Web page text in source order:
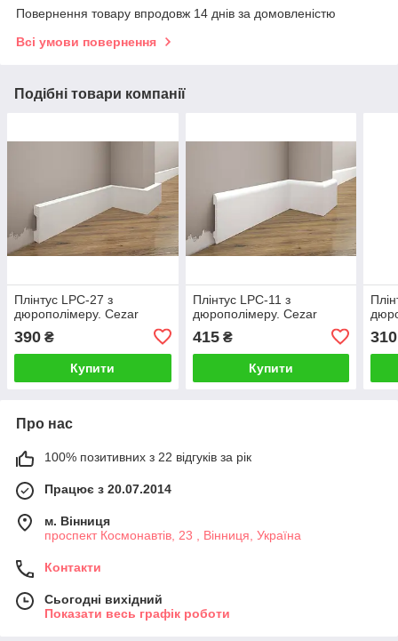
Повернення товару впродовж 14 днів за домовленістю
Всі умови повернення
Подібні товари компанії
Плінтус LPC-27 з
дюрополімеру. Cezar
390 ₴
Купити
Плінтус LPC-11 з
дюрополімеру. Cezar
415₴
Купити
310
Про нас
100% позитивних з 22 відгуків за рік
Працює з 20.07.2014
м. Вінниця
проспект Космонавтів, 23 , Вінниця, Україна
Контакти
Сьогодні вихідний
Показати весь графік роботи